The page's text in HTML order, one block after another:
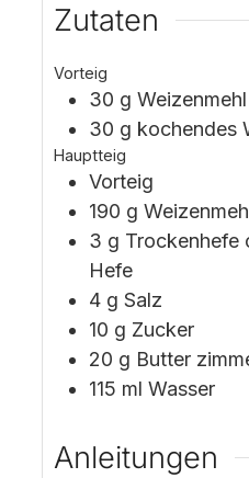
Zutaten
Vorteig
30 g Weizenmehl
30 g kochendes
Hauptteig
Vorteig
190 g
3 g Trockenhefe
Hefe
4 g Salz
10 g Zucker
20 g Butter
115 ml Wasser
Anleitungen